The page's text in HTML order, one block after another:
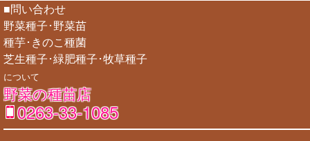
■問い合わせ
野菜種子･野菜苗
種芋･きのこ種菌
芝生種子･緑肥種子･牧草種子
について
野菜の種苗店
0263-33-1085